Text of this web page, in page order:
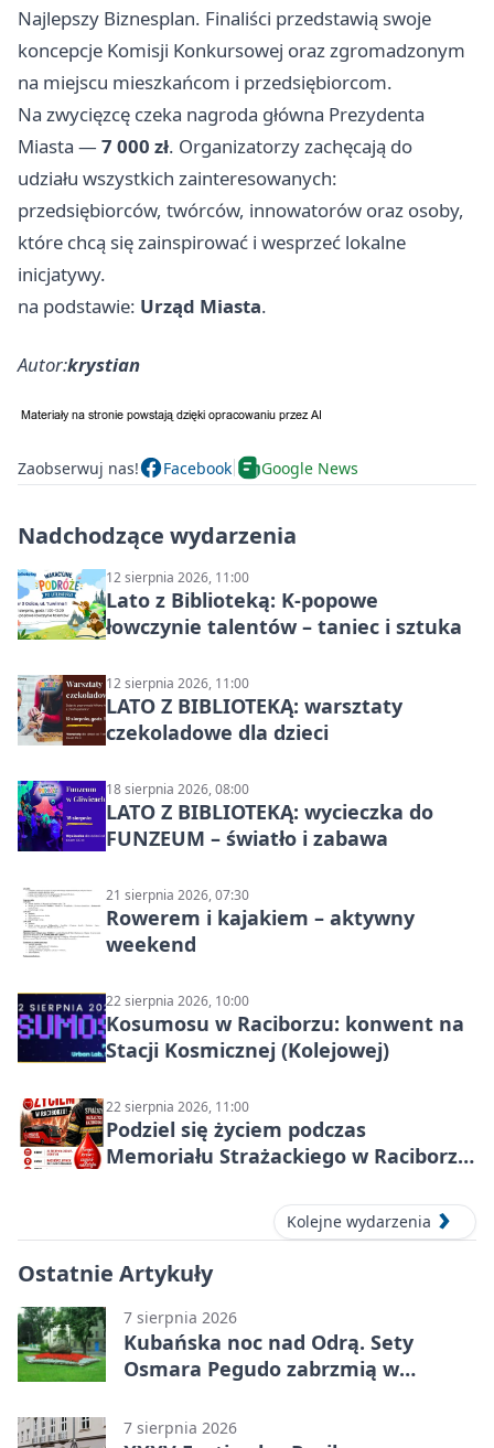
Najlepszy Biznesplan. Finaliści przedstawią swoje
koncepcje Komisji Konkursowej oraz zgromadzonym
na miejscu mieszkańcom i przedsiębiorcom.
Na zwycięzcę czeka nagroda główna Prezydenta
Miasta — 7 000 zł. Organizatorzy zachęcają do
udziału wszystkich zainteresowanych:
przedsiębiorców, twórców, innowatorów oraz osoby,
które chcą się zainspirować i wesprzeć lokalne
inicjatywy.
na podstawie: Urząd Miasta.
Autor:krystian
Zaobserwuj nas! Facebook Google News
Nadchodzące wydarzenia
12 sierpnia 2026, 11:00
Lato z Biblioteką: K-popowe
łowczynie talentów – taniec i sztuka
12 sierpnia 2026, 11:00
LATO Z BIBLIOTEKĄ: warsztaty
czekoladowe dla dzieci
18 sierpnia 2026, 08:00
LATO Z BIBLIOTEKĄ: wycieczka do
FUNZEUM – światło i zabawa
21 sierpnia 2026, 07:30
Rowerem i kajakiem – aktywny
weekend
22 sierpnia 2026, 10:00
Kosumosu w Raciborzu: konwent na
Stacji Kosmicznej (Kolejowej)
22 sierpnia 2026, 11:00
Podziel się życiem podczas
Memoriału Strażackiego w Raciborzu
Kolejne wydarzenia
Ostatnie Artykuły
7 sierpnia 2026
Kubańska noc nad Odrą. Sety
Osmara Pegudo zabrzmią w
7 sierpnia 2026